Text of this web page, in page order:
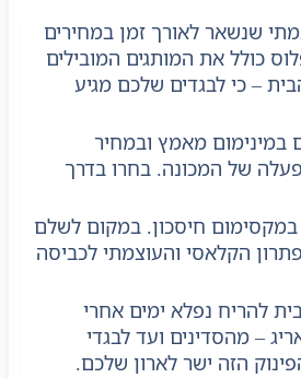
שנשאר לאורך זמן במחירים
כולל את המותגים המובילים
– כי לבגדים שלכם מגיע
במינימום מאמץ ובמחיר
של המכונה. בחרו בדרך
במקסימום חיסכון. במקום לשלם
הקלאסי והעוצמתי לכביסה
להריח נפלא ימים אחרי
– מהסדינים ועד לבגדי
הזה ישר לארון שלכם.